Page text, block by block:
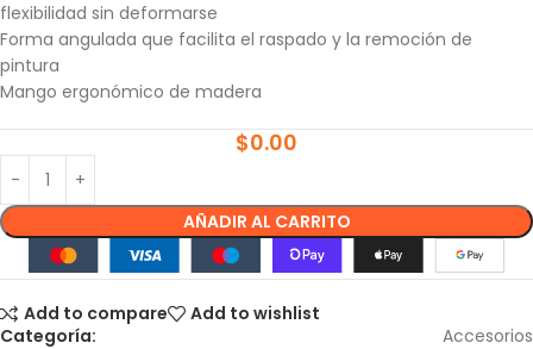
flexibilidad sin deformarse
Forma angulada que facilita el raspado y la remoción de
pintura
Mango ergonómico de madera
$0.00
AÑADIR AL CARRITO
Add to compare
Add to wishlist
Categoría:
Accesorios